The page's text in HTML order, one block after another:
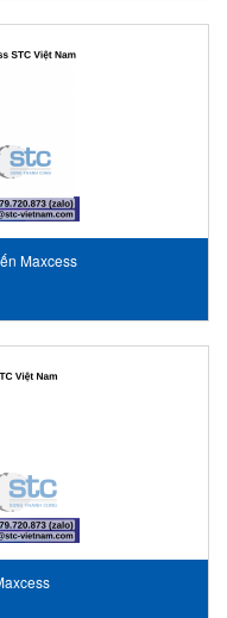
Maxcess